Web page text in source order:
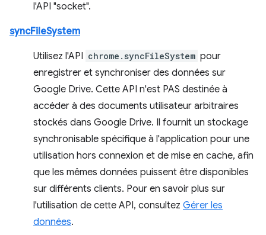
l'API "socket".
syncFileSystem
Utilisez l'API chrome.syncFileSystem pour
enregistrer et synchroniser des données sur
Google Drive. Cette API n'est PAS destinée à
accéder à des documents utilisateur arbitraires
stockés dans Google Drive. Il fournit un stockage
synchronisable spécifique à l'application pour une
utilisation hors connexion et de mise en cache, afin
que les mêmes données puissent être disponibles
sur différents clients. Pour en savoir plus sur
l'utilisation de cette API, consultez Gérer les
données.